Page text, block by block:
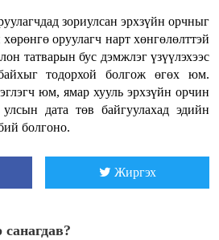
зориулсан эрхзүйн орчныг
оруулагч нарт хөнгөлөлттэй
татварын бус дэмжлэг үзүүлэхээс
тодорхой болгож өгөх юм.
юм, ямар хууль эрхзүйн орчин
дата төв байгуулахад эдийн
болгоно.
Жиргэх